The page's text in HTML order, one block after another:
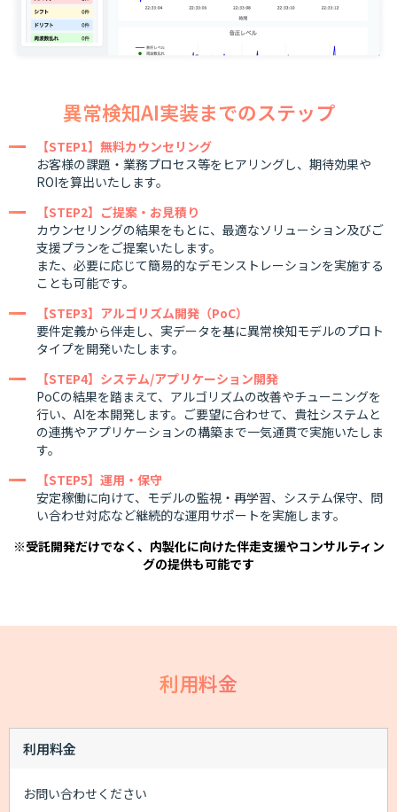
異常検知AI実装までのステップ
【STEP1】無料カウンセリング
お客様の課題・業務プロセス等をヒアリングし、期待効果や
ROIを算出いたします。
【STEP2】ご提案・お見積り
カウンセリングの結果をもとに、最適なソリューション及びご
支援プランをご提案いたします。
また、必要に応じて簡易的なデモンストレーションを実施する
ことも可能です。
【STEP3】アルゴリズム開発（PoC）
要件定義から伴走し、実データを基に異常検知モデルのプロト
タイプを開発いたします。
【STEP4】システム/アプリケーション開発
PoCの結果を踏まえて、アルゴリズムの改善やチューニングを
行い、AIを本開発します。ご要望に合わせて、貴社システムと
の連携やアプリケーションの構築まで一気通貫で実施いたしま
す。
【STEP5】運用・保守
安定稼働に向けて、モデルの監視・再学習、システム保守、問
い合わせ対応など継続的な運用サポートを実施します。
※受託開発だけでなく、内製化に向けた伴走支援やコンサルティン
グの提供も可能です
利用料金
利用料金
お問い合わせください